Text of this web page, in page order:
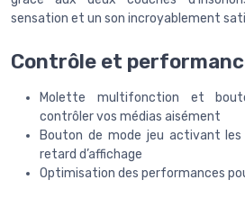
sensation et un son incroyablement
Contrôle et
Molette multifonction et
contrôler vos médias aisément
Bouton de mode jeu activant
retard d’affichage
Optimisation des performances